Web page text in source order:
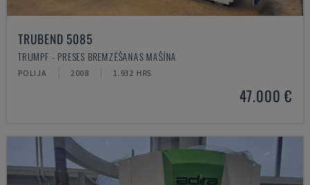
TRUBEND 5085
TRUMPF - PRESES BREMZĒŠANAS MAŠĪNA
POLIJA 2008 1.932 HRS
47.000 €